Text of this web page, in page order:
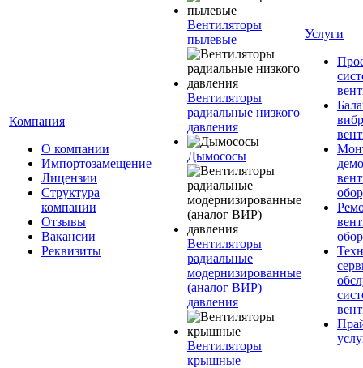
Компания
О компании
Импортозамещение
Лицензии
Структура
компании
Отзывы
Вакансии
Реквизиты
Вентиляторы
пылевые
Вентиляторы
радиальные низкого
давления
Дымососы
Вентиляторы
радиальные
модернизированные
(аналог ВИР)
давления
Вентиляторы
крышные
Услуги